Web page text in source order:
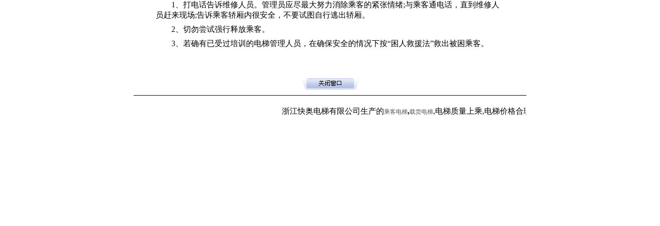
1、打电话告诉维修人员。管理员应尽最大努力消除乘客的紧张情绪;与乘客通电话，直到维修人
员赶来现场;告诉乘客轿厢内很安全，不要试图自行逃出轿厢。
2、切勿尝试强行释放乘客。
3、若确有已受过培训的电梯管理人员，在确保安全的情况下按“困人救援法”救出被困乘客。
浙江快奥电梯有限公司生产的乘客电梯,载货电梯,电梯质量上乘,电梯价格合理颇受客户青睐,专业从事